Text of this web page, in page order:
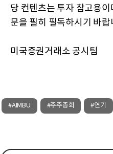
당 컨텐츠는 투자 참고용
문을 필히 필독하시기 바랍
미국증권거래소 공시팀
#AIMBU #주주총회 #연기